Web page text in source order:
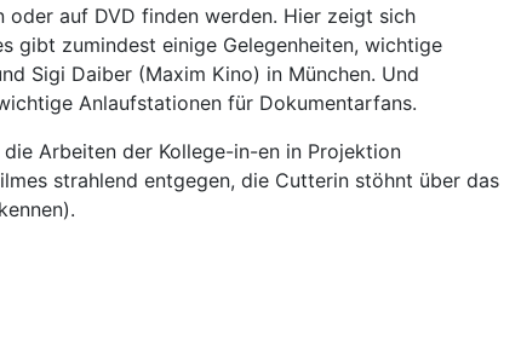
oder auf DVD finden werden. Hier zeigt sich
gibt zumindest einige Gelegenheiten, wichtige
Sigi Daiber (Maxim Kino) in München. Und
Anlaufstationen für Dokumentarfans.
Arbeiten der Kollege-in-en in Projektion
strahlend entgegen, die Cutterin stöhnt über das